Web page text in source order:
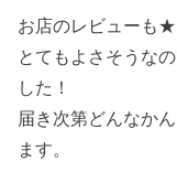
お店のレビュー
とてもよさそうな
した！
届き次第どんなか
ます。